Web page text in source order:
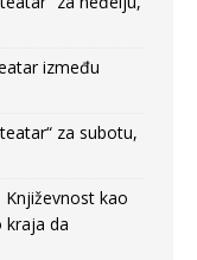
između
za subotu,
kao
da